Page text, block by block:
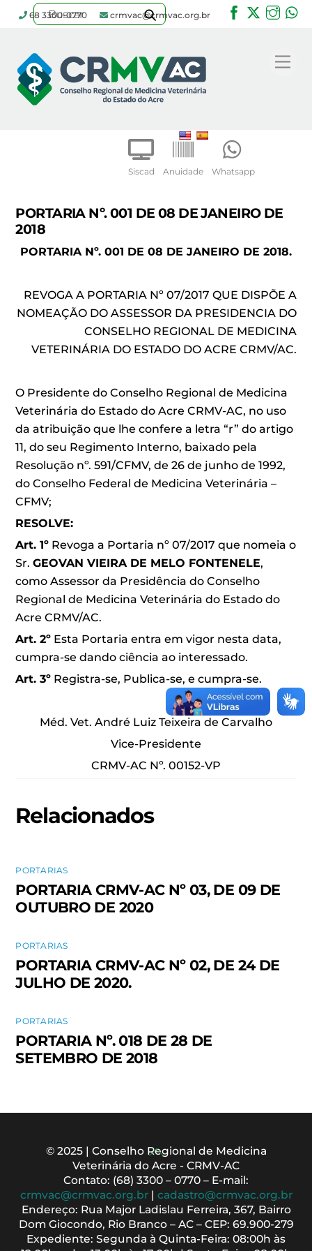
content
Siscad Anuidade Whatsapp
68 3300-0770 crmvac@crmvac.org.br
Facebook
Twitter
PORTARIA Nº. 001 DE 08 DE JANEIRO DE
2018
PORTARIA Nº. 001 DE 08 DE JANEIRO DE 2018.
REVOGA A PORTARIA Nº 07/2017 QUE DISPÕE A
NOMEAÇÃO DO ASSESSOR DA PRESIDENCIA DO
CONSELHO REGIONAL DE MEDICINA
VETERINÁRIA DO ESTADO DO ACRE CRMV/AC.
O Presidente do Conselho Regional de Medicina
Veterinária do Estado do Acre CRMV-AC, no uso
da atribuição que lhe confere a letra “r” do artigo
11, do seu Regimento Interno, baixado pela
Resolução nº. 591/CFMV, de 26 de junho de 1992,
do Conselho Federal de Medicina Veterinária –
CFMV;
RESOLVE:
Art. 1º Revoga a Portaria nº 07/2017 que nomeia o
Sr.GEOVAN VIEIRA DE MELO FONTENELE,
como Assessor da Presidência do Conselho
Regional de Medicina Veterinária do Estado do
Acre CRMV/AC.
Art. 2º Esta Portaria entra em vigor nesta data,
cumpra-se dando ciência ao interessado.
Art. 3º Registra-se, Publica-se, e cumpra-se.
Méd. Vet. André Luiz Teixeira de Carvalho
Vice-Presidente
CRMV-AC Nº. 00152-VP
Relacionados
PORTARIAS
PORTARIA CRMV-AC Nº 03, DE 09 DE
OUTUBRO DE 2020
PORTARIAS
PORTARIA CRMV-AC Nº 02, DE 24 DE
JULHO DE 2020.
PORTARIAS
PORTARIA Nº. 018 DE 28 DE
SETEMBRO DE 2018
Back
To
Top
© 2025 | Conselho Regional de Medicina
Veterinária do Acre - CRMV-AC
Contato: (68) 3300 – 0770 – E-mail:
crmvac@crmvac.org.br| cadastro@crmvac.org.br
Endereço: Rua Major Ladislau Ferreira, 367, Bairro
Dom Giocondo, Rio Branco – AC – CEP: 69.900-279
Expediente: Segunda à Quinta-Feira: 08:00h às